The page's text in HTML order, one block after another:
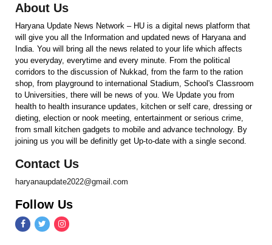
About Us
Haryana Update News Network – HU is a digital news platform that
will give you all the Information and updated news of Haryana and
India. You will bring all the news related to your life which affects
you everyday, everytime and every minute. From the political
corridors to the discussion of Nukkad, from the farm to the ration
shop, from playground to international Stadium, School's Classroom
to Universities, there will be news of you. We Update you from
health to health insurance updates, kitchen or self care, dressing or
dieting, election or nook meeting, entertainment or serious crime,
from small kitchen gadgets to mobile and advance technology. By
joining us you will be definitly get Up-to-date with a single second.
Contact Us
haryanaupdate2022@gmail.com
Follow Us